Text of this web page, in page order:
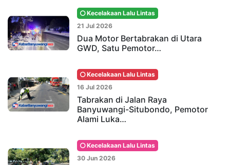
Kecelakaan Lalu Lintas
21 Jul 2026
Dua Motor Bertabrakan di Utara
GWD, Satu Pemotor…
Kecelakaan Lalu Lintas
16 Jul 2026
Tabrakan di Jalan Raya
Banyuwangi-Situbondo, Pemotor
Alami Luka…
Kecelakaan Lalu Lintas
30 Jun 2026